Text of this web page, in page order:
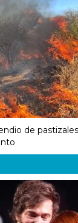
de